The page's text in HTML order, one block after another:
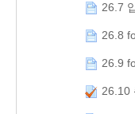
26.7
26.8
26.9
26.10